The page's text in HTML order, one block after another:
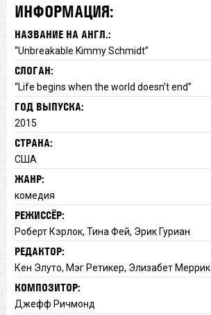
ИНФОРМАЦИЯ:
НАЗВАНИЕ НА АНГЛ.:
“Unbreakable Kimmy Schmidt”
СЛОГАН:
“Life begins when the world doesn't end”
ГОД ВЫПУСКА:
2015
СТРАНА:
США
ЖАНР:
комедия
РЕЖИССЁР:
Роберт Кэрлок, Тина Фей, Эрик Гуриан
РЕДАКТОР:
Кен Элуто, Мэг Ретикер, Элизабет Меррик
КОМПОЗИТОР:
Джефф Ричмонд